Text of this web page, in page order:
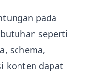
pada
seperti
schema,
konten dapat